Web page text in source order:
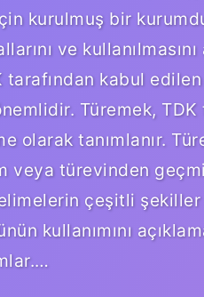
kurulmuş bir
ve
tarafından kabul
Türemek,
olarak tanımlanır.
türevinden
çeşitli
kullanımını